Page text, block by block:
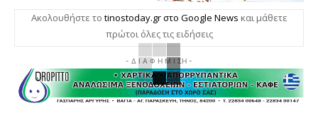
Ακολουθήστε το tinostoday.gr στο Google News και μάθετε
πρώτοι όλες τις ειδήσεις
- Δ Ι Α Φ Η Μ Ι ΣΗ -